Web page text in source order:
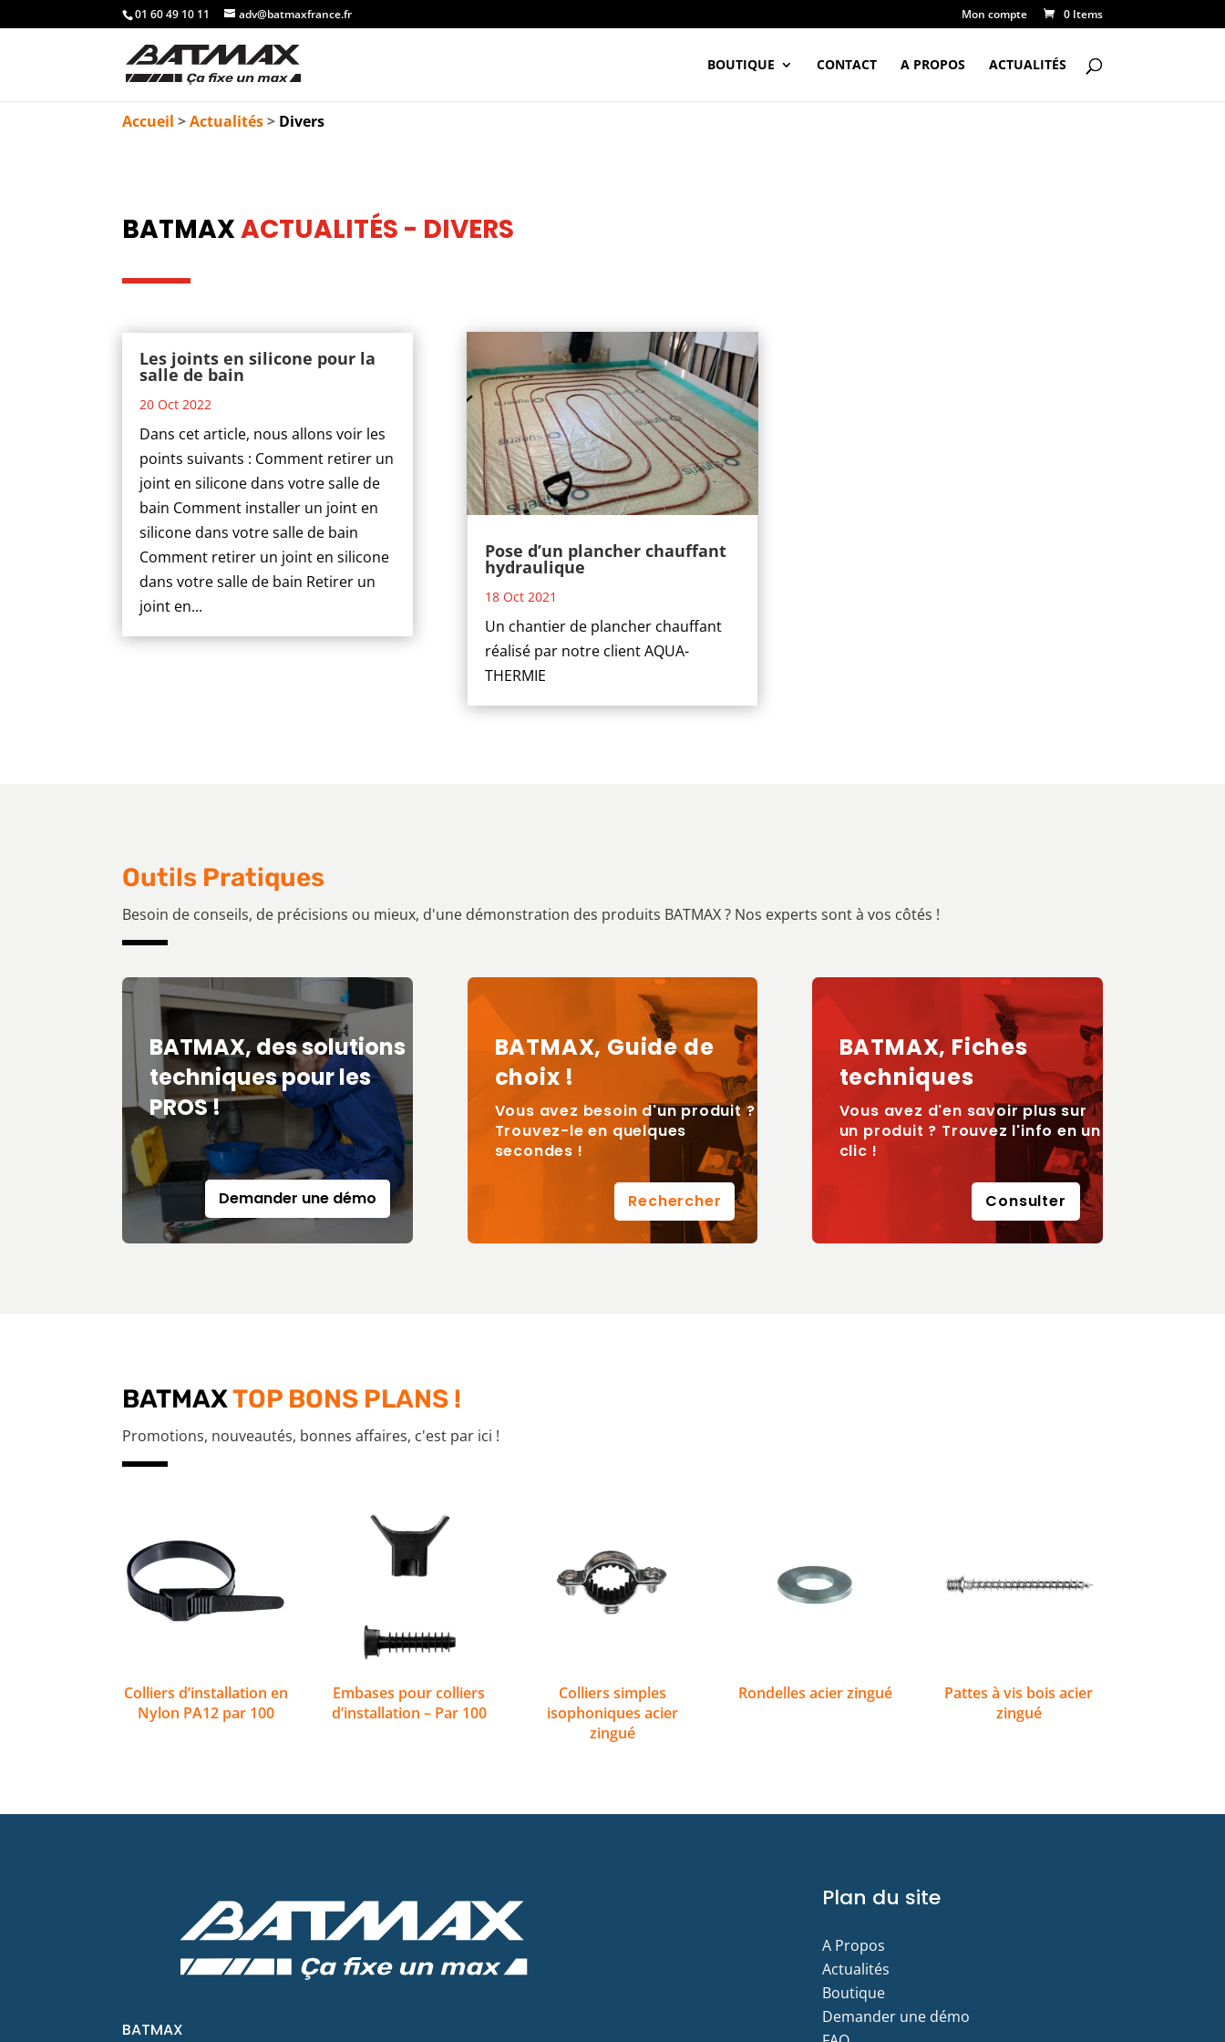
01 60 49 10 11 adv@batmaxfrance.fr Mon compte 0 Items
BOUTIQUE CONTACT A PROPOS ACTUALITÉS
Accueil >Actualités> Divers
BATMAXACTUALITÉS - DIVERS
Les joints en silicone pour la
salle de bain
20 Oct 2022
Dans cet article, nous allons voir les
points suivants : Comment retirer un
joint en silicone dans votre salle de
bain Comment installer un joint en
silicone dans votre salle de bain
Comment retirer un joint en silicone
dans votre salle de bain Retirer un
joint en...
Pose d’un plancher chauffant
hydraulique
18 Oct 2021
Un chantier de plancher chauffant
réalisé par notre client AQUA-
THERMIE
Outils Pratiques
Besoin de conseils, de précisions ou mieux, d'une démonstration des produits BATMAX ? Nos experts sont à vos côtés !
BATMAX, des solutions
techniques pour les
PROS !
Demander une démo
BATMAX, Guide de
choix !
Vous avez besoin d'un produit ?
Trouvez-le en quelques
secondes !
Rechercher
BATMAX, Fiches
techniques
Vous avez d'en savoir plus sur
un produit ? Trouvez l'info en un
clic !
Consulter
BATMAXTOP BONS PLANS !
Promotions, nouveautés, bonnes affaires, c'est par ici !
Colliers d’installation en
Nylon PA12 par 100
Embases pour colliers
d’installation – Par 100
Colliers simples
isophoniques acier
zingué
Rondelles acier zingué
Pattes à vis bois acier
zingué
BATMAX
Plan du site
A Propos
Actualités
Boutique
Demander une démo